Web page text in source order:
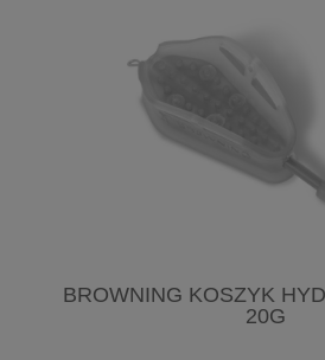
BROWNING KOSZYK
20G